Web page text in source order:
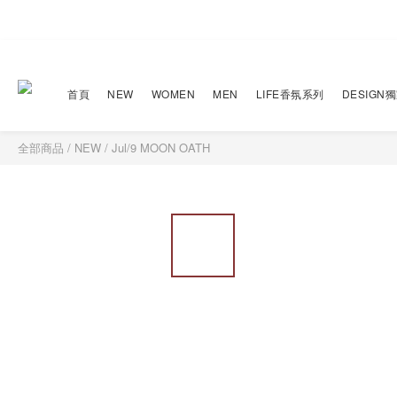
首頁 NEW WOMEN MEN LIFE香氛系列 DESIGN
全部商品 / NEW / Jul/9 MOON OATH